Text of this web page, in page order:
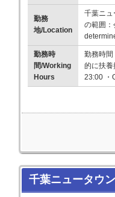
勤務
地/Location
千葉ニ
の範囲
勤務時
間/Working
Hours
勤務時
的に扶養
23:00 ・
千葉ニュータ